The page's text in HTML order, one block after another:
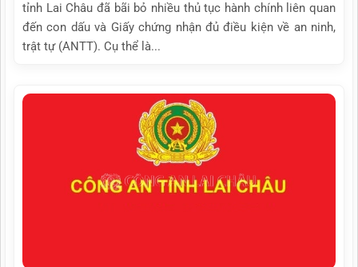
tỉnh Lai Châu đã bãi bỏ nhiều thủ tục hành chính liên quan
đến con dấu và Giấy chứng nhận đủ điều kiện về an ninh,
trật tự (ANTT). Cụ thể là...